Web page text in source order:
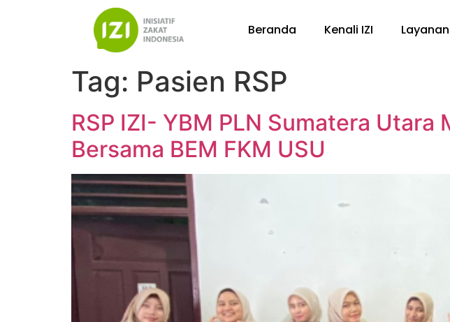
Beranda Kenali IZI Layanan
Tag: Pasien RSP
RSP IZI- YBM PLN Sumatera
Bersama BEM FKM USU